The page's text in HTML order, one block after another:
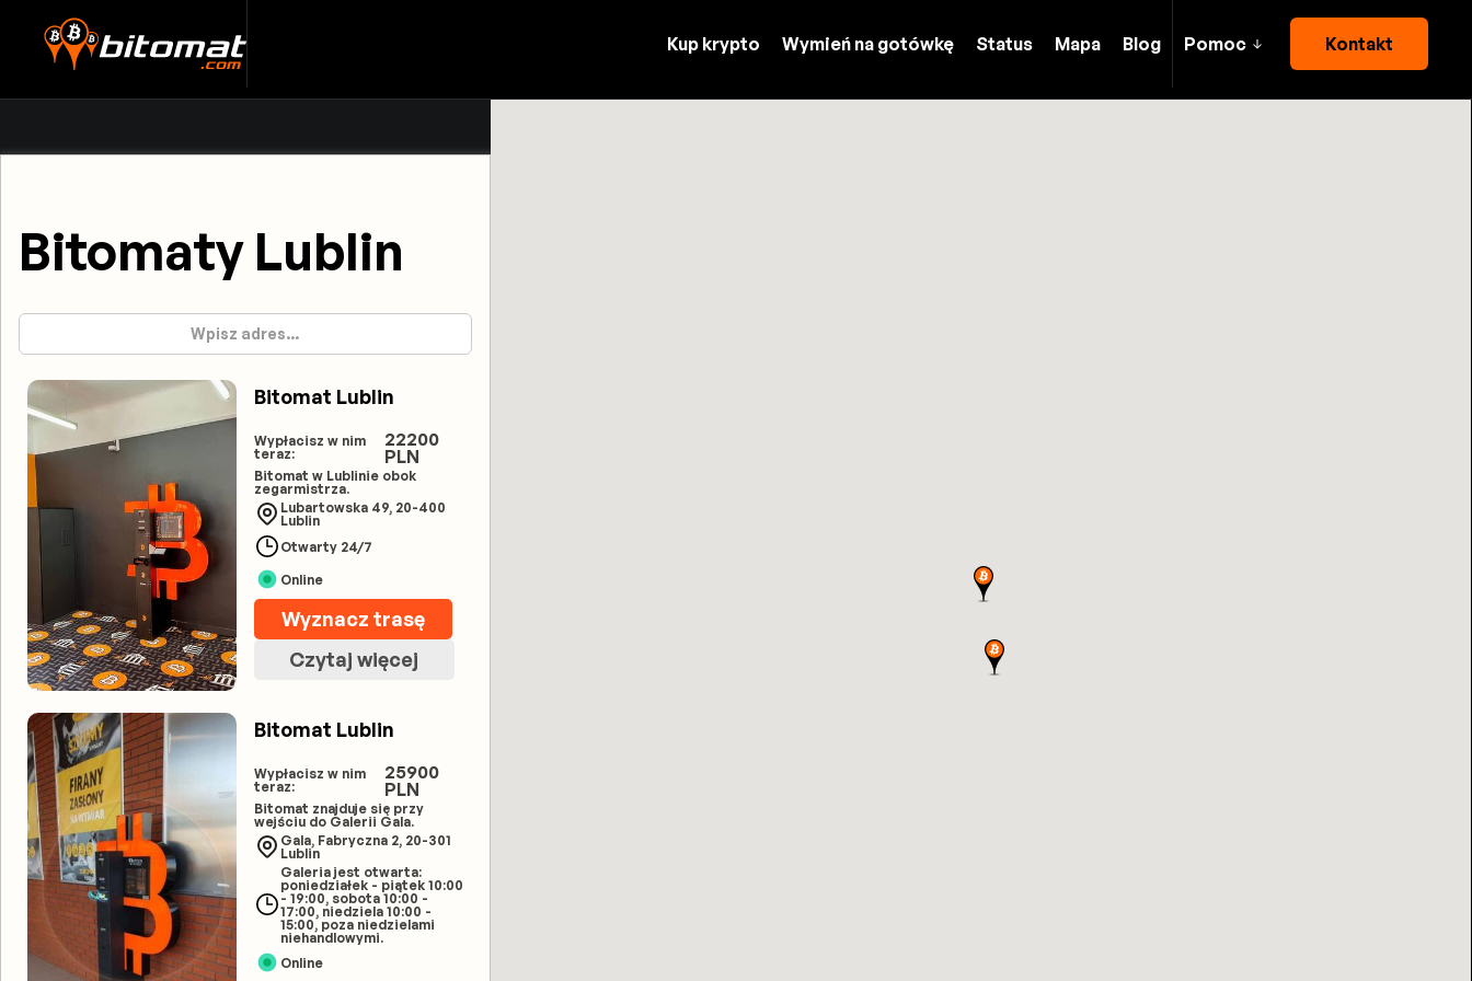
Kup krypto Wymień na gotówkę Status Mapa Blog Pomoc Kontakt
Bitomaty Lublin
Bitomat Lublin
Wypłacisz w nim
teraz:
22200
PLN
Bitomat w Lublinie obok
zegarmistrza.
Lubartowska 49, 20-400
Lublin
Otwarty 24/7
Online
Wyznacz trasę
Czytaj więcej
Bitomat Lublin
Wypłacisz w nim
teraz:
25900
PLN
Bitomat znajduje się przy
wejściu do Galerii Gala.
Gala, Fabryczna 2, 20-301
Lublin
Galeria jest otwarta:
poniedziałek - piątek 10:00
- 19:00, sobota 10:00 -
17:00, niedziela 10:00 -
15:00, poza niedzielami
niehandlowymi.
Online